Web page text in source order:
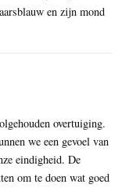
en zijn mond
overtuiging.
we een gevoel van
eindigheid. De
om te doen wat goed